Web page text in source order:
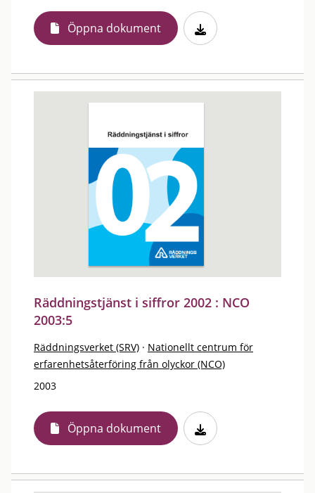
Öppna dokument
Räddningstjänst i siffror 2002 : NCO
2003:5
Räddningsverket (SRV) · Nationellt centrum för
erfarenhetsåterföring från olyckor (NCO)
2003
Öppna dokument